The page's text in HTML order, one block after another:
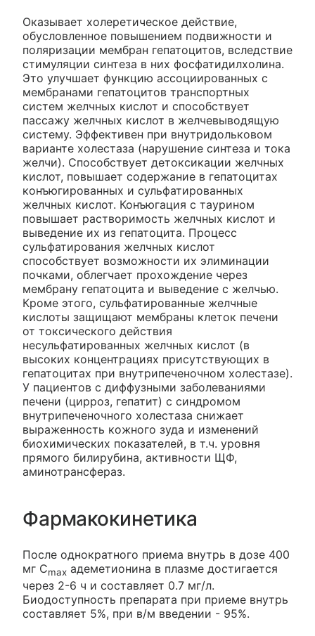
Оказывает холеретическое действие,
обусловленное повышением подвижности и
поляризации мембран гепатоцитов, вследствие
стимуляции синтеза в них фосфатидилхолина.
Это улучшает функцию ассоциированных с
мембранами гепатоцитов транспортных
систем желчных кислот и способствует
пассажу желчных кислот в желчевыводящую
систему. Эффективен при внутридольковом
варианте холестаза (нарушение синтеза и тока
желчи). Способствует детоксикации желчных
кислот, повышает содержание в гепатоцитах
конъюгированных и сульфатированных
желчных кислот. Конъюгация с таурином
повышает растворимость желчных кислот и
выведение их из гепатоцита. Процесс
сульфатирования желчных кислот
способствует возможности их элиминации
почками, облегчает прохождение через
мембрану гепатоцита и выведение с желчью.
Кроме этого, сульфатированные желчные
кислоты защищают мембраны клеток печени
от токсического действия
несульфатированных желчных кислот (в
высоких концентрациях присутствующих в
гепатоцитах при внутрипеченочном холестазе).
У пациентов с диффузными заболеваниями
печени (цирроз, гепатит) с синдромом
внутрипеченочного холестаза снижает
выраженность кожного зуда и изменений
биохимических показателей, в т.ч. уровня
прямого билирубина, активности ЩФ,
аминотрансфераз.
Фармакокинетика
После однократного приема внутрь в дозе 400
мг Cmax адеметионина в плазме достигается
через 2-6 ч и составляет 0.7 мг/л.
Биодоступность препарата при приеме внутрь
составляет 5%, при в/м введении - 95%.